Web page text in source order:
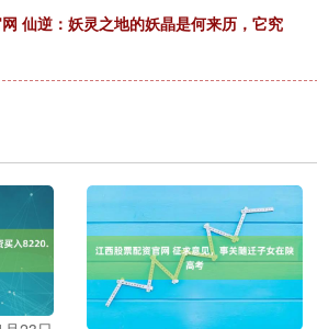
仙逆：妖灵之地的妖晶是何来历，它究